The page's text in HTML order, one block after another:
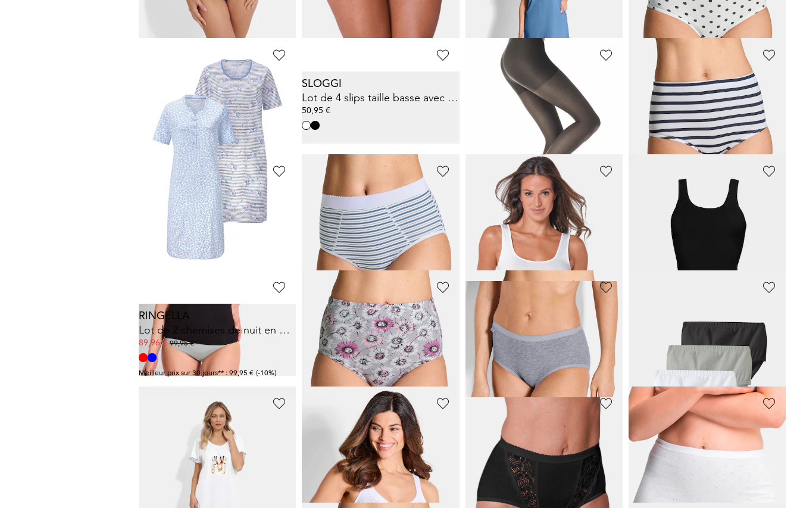
Meilleur prix sur 30 jours** : 43,96 € Meilleur prix sur 30 jours** : 15,99 € (-12%) Meilleur prix sur 30 jours** : 23,97 €
53,97 €89,95 €
Meilleur prix sur 30 jours** : 62,97 € (-14%)
SLOGGI
Lot de 4 slips taille basse avec empiècement en dentelle
50,95 €
Lot de 5 collants fins 20 DEN
Meilleur prix sur 30 jours** : 19,95 € (-12%)
GOLDNER
Lot de slips taille basse en coton
31,47 €44,95 €
Meilleur prix sur 30 jours** : 35,95 € (-12%)
CONTA
Lot de 2 débardeurs
31,47 €44,95 €
GOLDNER
Lot de slips taille basse en coton
17,97 €29,95 €
Meilleur prix sur 30 jours** : 20,97 €
NINA V. C.
Camisole, lot de 2
34,95 € 49,95 €
RINGELLA
Lot de 2 chemises de nuit en pur coton
89,96 €99,95 €
Meilleur prix sur 30 jours** : 99,95 € (-10%)
GOLDNER
Lot de slips taille haute en coton
19,97 €39,95 €
Meilleur prix sur 30 jours** : 23,96 €
GOLDNER
Lot de slips taille basse en coton
17,96 € 29,95 €
Lot de 7 slips taille basse
44,95 €
+ 1
Lot de 3 collants en microfibre
29,95 € 38,46 € 54,95 €
Meilleur prix sur 30 jours** : 43,96 € (-12%)
SPEIDEL
Lot de 2 caleçons
24,95 €